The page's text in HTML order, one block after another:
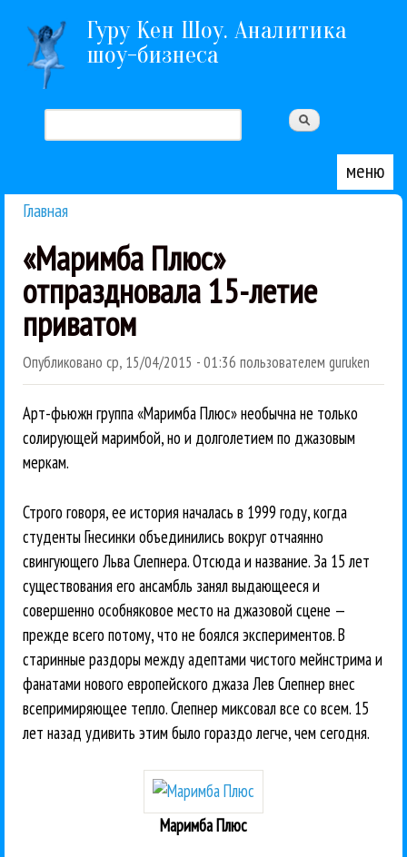
Перейти к основному содержанию
Гуру Кен Шоу. Аналитика
шоу-бизнеса
Форма поиска
меню
Главная
«Маримба Плюс»
отпраздновала 15-летие
приватом
Опубликовано ср, 15/04/2015 - 01:36 пользователем guruken
Арт-фьюжн группа «Маримба Плюс» необычна не только
солирующей маримбой, но и долголетием по джазовым
меркам.
Строго говоря, ее история началась в 1999 году, когда
студенты Гнесинки объединились вокруг отчаянно
свингующего Льва Слепнера. Отсюда и название. За 15 лет
существования его ансамбль занял выдающееся и
совершенно особняковое место на джазовой сцене —
прежде всего потому, что не боялся экспериментов. В
старинные раздоры между адептами чистого мейнстрима и
фанатами нового европейского джаза Лев Слепнер внес
всепримиряющее тепло. Слепнер миксовал все со всем. 15
лет назад удивить этим было гораздо легче, чем сегодня.
Маримба Плюс